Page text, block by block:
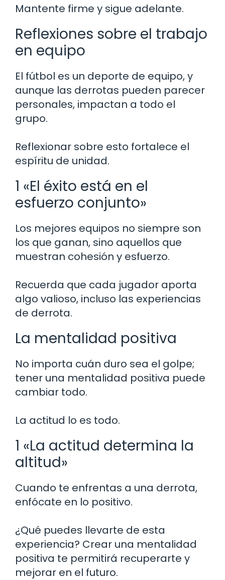
Mantente firme y sigue adelante.
Reflexiones sobre el trabajo
en equipo
El fútbol es un deporte de equipo, y
aunque las derrotas pueden parecer
personales, impactan a todo el
grupo.
Reflexionar sobre esto fortalece el
espíritu de unidad.
1 «El éxito está en el
esfuerzo conjunto»
Los mejores equipos no siempre son
los que ganan, sino aquellos que
muestran cohesión y esfuerzo.
Recuerda que cada jugador aporta
algo valioso, incluso las experiencias
de derrota.
La mentalidad positiva
No importa cuán duro sea el golpe;
tener una mentalidad positiva puede
cambiar todo.
La actitud lo es todo.
1 «La actitud determina la
altitud»
Cuando te enfrentas a una derrota,
enfócate en lo positivo.
¿Qué puedes llevarte de esta
experiencia? Crear una mentalidad
positiva te permitirá recuperarte y
mejorar en el futuro.